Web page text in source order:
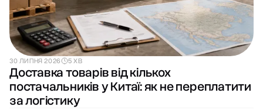
30 ЛИПНЯ 2026 5 ХВ
Доставка товарів від кількох
постачальників у Китаї: як не переплатити
за логістику